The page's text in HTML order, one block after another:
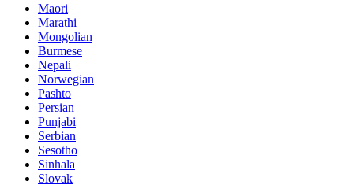
Maori
Marathi
Mongolian
Burmese
Nepali
Norwegian
Pashto
Persian
Punjabi
Serbian
Sesotho
Sinhala
Slovak